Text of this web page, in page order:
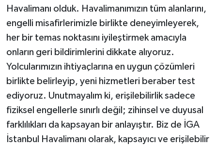
Havalimanı olduk. Havalimanımızın tüm alanlarını,
engelli misafirlerimizle birlikte deneyimleyerek,
her bir temas noktasını iyileştirmek amacıyla
onların geri bildirimlerini dikkate alıyoruz.
Yolcularımızın ihtiyaçlarına en uygun çözümleri
birlikte belirleyip, yeni hizmetleri beraber test
ediyoruz. Unutmayalım ki, erişilebilirlik sadece
fiziksel engellerle sınırlı değil; zihinsel ve duyusal
farklılıkları da kapsayan bir anlayıştır. Biz de İGA
İstanbul Havalimanı olarak, kapsayıcı ve erişilebilir